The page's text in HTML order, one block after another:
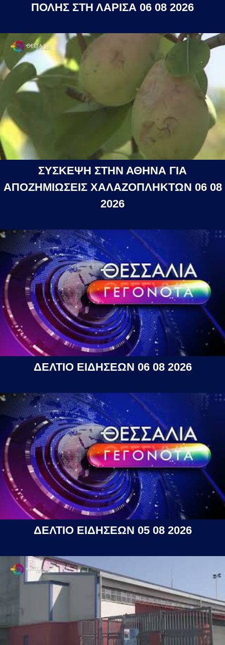
ΠΟΛΗΣ ΣΤΗ ΛΑΡΙΣΑ 06 08 2026
ΣΥΣΚΕΨΗ ΣΤΗΝ ΑΘΗΝΑ ΓΙΑ
ΑΠΟΖΗΜΙΩΣΕΙΣ ΧΑΛΑΖΟΠΛΗΚΤΩΝ 06 08
2026
ΔΕΛΤΙΟ ΕΙΔΗΣΕΩΝ 06 08 2026
ΔΕΛΤΙΟ ΕΙΔΗΣΕΩΝ 05 08 2026